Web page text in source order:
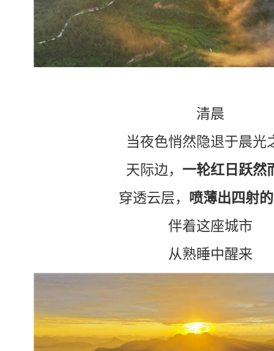
清晨
当夜色悄然隐退于晨光
天际边， 一轮红日跃然
穿透云层， 喷薄出四射
伴着这座城市
从熟睡中醒来